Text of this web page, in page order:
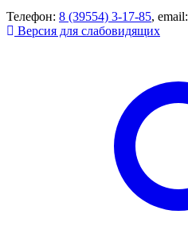
Телефон: 8 (39554) 3-17-85, email:
Версия для слабовидящих